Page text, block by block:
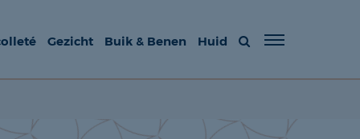
Gezicht Buik & Benen Huid